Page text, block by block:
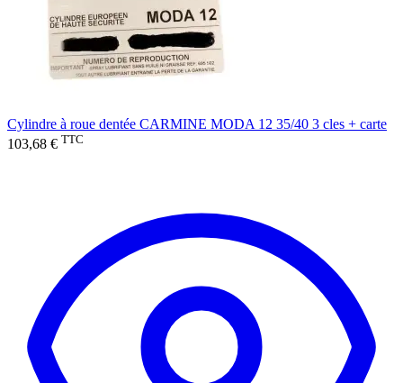
Cylindre à roue dentée CARMINE MODA 12 35/40 3 cles + carte
103,68 € TTC